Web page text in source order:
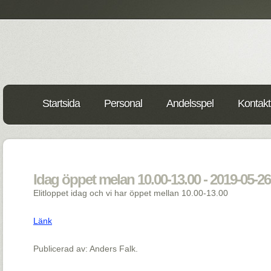
Startsida Personal Andelsspel
Idag öppet melan 10.00-13.00 - 2019-05-26
Elitloppet idag och vi har öppet mellan 10.00-13.00
Länk
Publicerad av: Anders Falk.